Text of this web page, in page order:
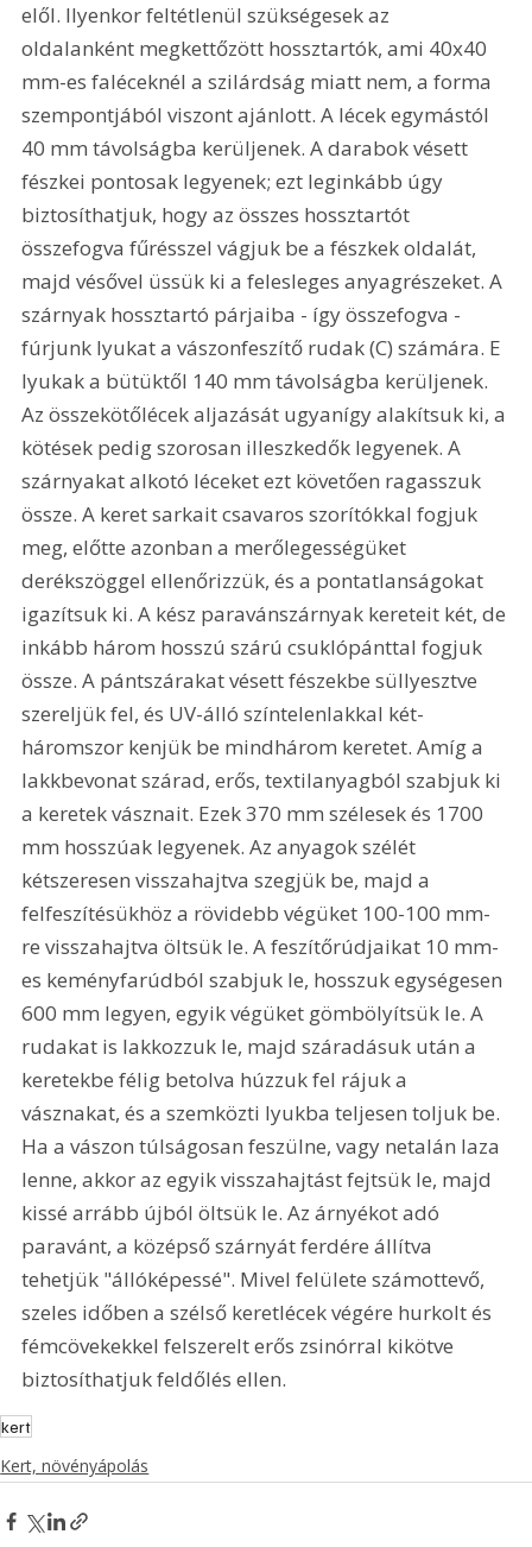
elől. Ilyenkor feltétlenül szükségesek az
oldalanként megkettőzött hossztartók, ami 40x40
mm-es faléceknél a szilárdság miatt nem, a forma
szempontjából viszont ajánlott. A lécek egymástól
40 mm távolságba kerüljenek. A darabok vésett
fészkei pontosak legyenek; ezt leginkább úgy
biztosíthatjuk, hogy az összes hossztartót
összefogva fűrésszel vágjuk be a fészkek oldalát,
majd vésővel üssük ki a felesleges anyagrészeket. A
szárnyak hossztartó párjaiba - így összefogva -
fúrjunk lyukat a vászonfeszítő rudak (C) számára. E
lyukak a bütüktől 140 mm távolságba kerüljenek.
Az összekötőlécek aljazását ugyanígy alakítsuk ki, a
kötések pedig szorosan illeszkedők legyenek. A
szárnyakat alkotó léceket ezt követően ragasszuk
össze. A keret sarkait csavaros szorítókkal fogjuk
meg, előtte azonban a merőlegességüket
derékszöggel ellenőrizzük, és a pontatlanságokat
igazítsuk ki. A kész paravánszárnyak kereteit két, de
inkább három hosszú szárú csuklópánttal fogjuk
össze. A pántszárakat vésett fészekbe süllyesztve
szereljük fel, és UV-álló színtelenlakkal két-
háromszor kenjük be mindhárom keretet. Amíg a
lakkbevonat szárad, erős, textilanyagból szabjuk ki
a keretek vásznait. Ezek 370 mm szélesek és 1700
mm hosszúak legyenek. Az anyagok szélét
kétszeresen visszahajtva szegjük be, majd a
felfeszítésükhöz a rövidebb végüket 100-100 mm-
re visszahajtva öltsük le. A feszítőrúdjaikat 10 mm-
es keményfarúdból szabjuk le, hosszuk egységesen
600 mm legyen, egyik végüket gömbölyítsük le. A
rudakat is lakkozzuk le, majd száradásuk után a
keretekbe félig betolva húzzuk fel rájuk a
vásznakat, és a szemközti lyukba teljesen toljuk be.
Ha a vászon túlságosan feszülne, vagy netalán laza
lenne, akkor az egyik visszahajtást fejtsük le, majd
kissé arrább újból öltsük le. Az árnyékot adó
paravánt, a középső szárnyát ferdére állítva
tehetjük "állóképessé". Mivel felülete számottevő,
szeles időben a szélső keretlécek végére hurkolt és
fémcövekekkel felszerelt erős zsinórral kikötve
biztosíthatjuk feldőlés ellen.
kert
Kert, növényápolás